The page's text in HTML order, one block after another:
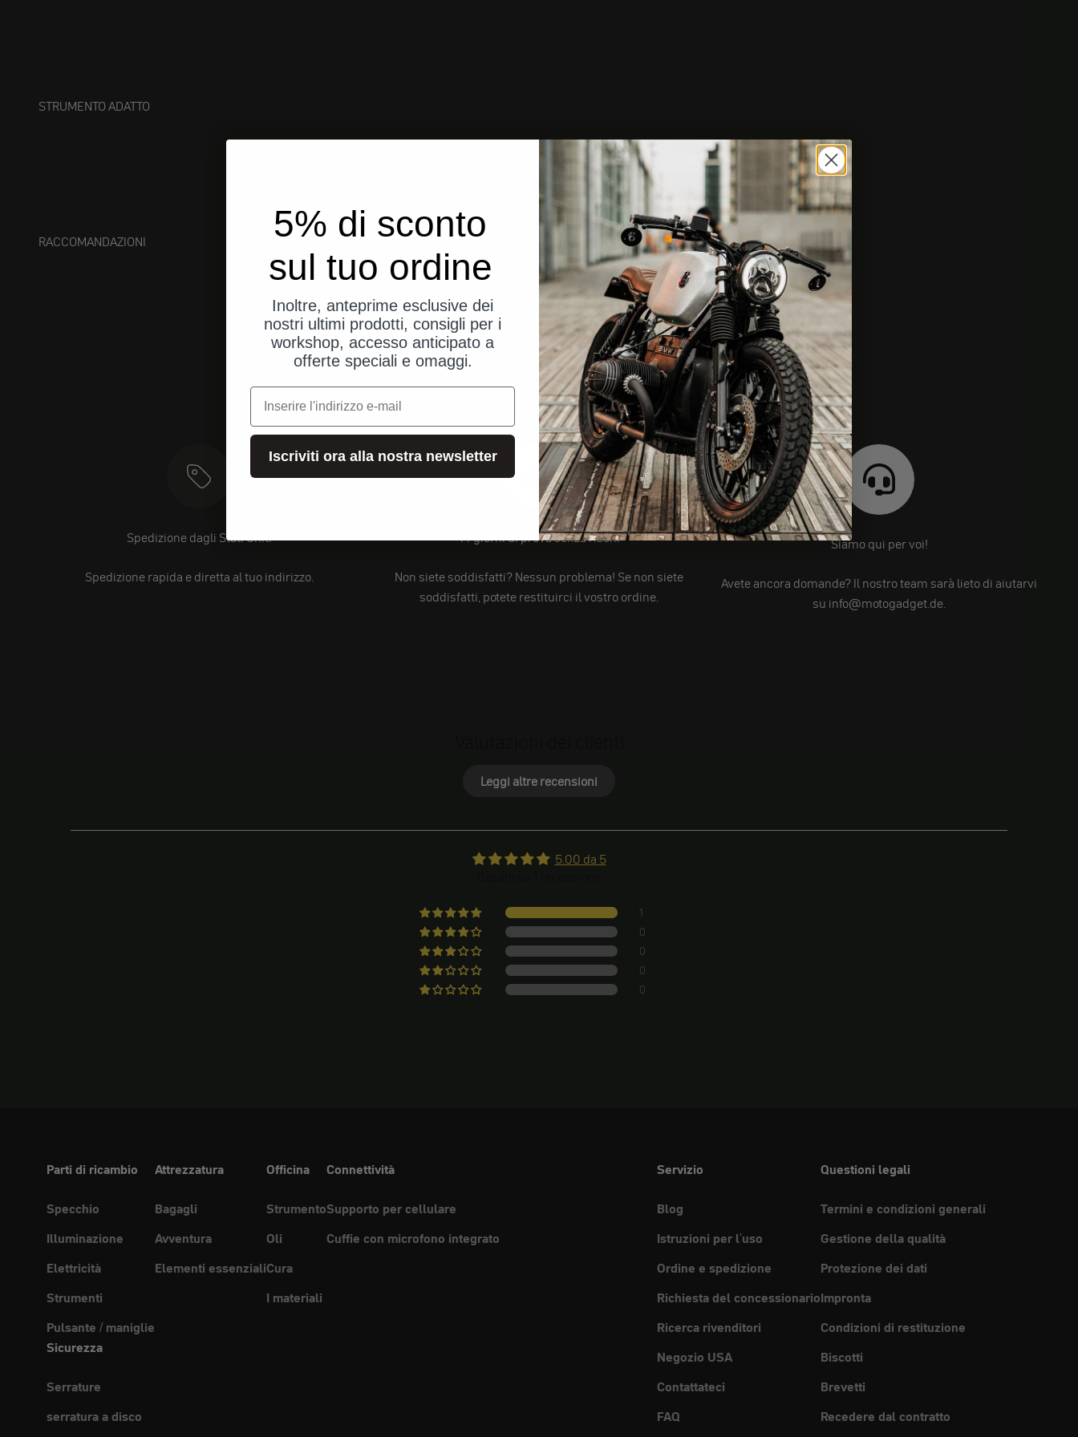
STRUMENTO ADATTO
RACCOMANDAZIONI
Spedizione dagli Stati Uniti
Spedizione rapida e diretta al tuo indirizzo.
14 giorni di prova senza rischi
Non siete soddisfatti? Nessun problema! Se non siete
soddisfatti, potete restituirci il vostro ordine.
Siamo qui per voi!
Avete ancora domande? Il nostro team sarà lieto di aiutarvi
su info@motogadget.de.
Leggi altre recensioni
5.00 da 5
1
0
0
0
0
Parti di ricambio
Specchio
Illuminazione
Elettricità
Strumenti
Pulsante / maniglie
Attrezzatura
Bagagli
Avventura
Elementi essenziali
Officina
Strumento
Oli
Cura
I materiali
Connettività
Supporto per cellulare
Cuffie con microfono integrato
Sicurezza
Serrature
serratura a disco
Servizio
Blog
Istruzioni per l'uso
Ordine e spedizione
Richiesta del concessionario
Ricerca rivenditori
Negozio USA
Contattateci
FAQ
Questioni legali
Termini e condizioni generali
Gestione della qualità
Protezione dei dati
Impronta
Condizioni di restituzione
Biscotti
Brevetti
Recedere dal contratto
5% di sconto
sul tuo ordine
Inoltre, anteprime esclusive dei
nostri ultimi prodotti, consigli per i
workshop, accesso anticipato a
offerte speciali e omaggi.
e-mail
Iscriviti ora alla nostra newsletter